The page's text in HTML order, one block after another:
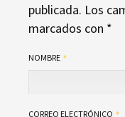
publicada. Los
marcados con *
NOMBRE
CORREO ELECTRÓNICO